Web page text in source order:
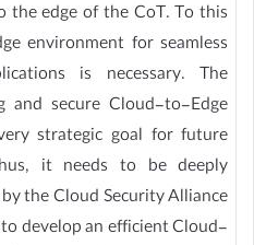
the edge of the CoT. To this
environment for seamless
is necessary. The
and secure Cloud-to-Edge
strategic goal for future
it needs to be deeply
the Cloud Security Alliance
develop an efficient Cloud-